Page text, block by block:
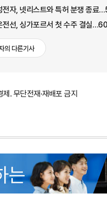
전자, 넷리스트와 특허 분쟁 종료
전선, 싱가포르서 첫 수주 결실
의 다른기사
. 무단전재·재배포 금지